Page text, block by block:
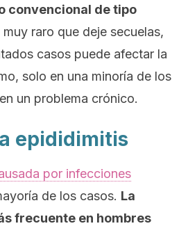
convencional de tipo
muy raro que deje secuelas,
casos puede afectar la
solo en una minoría de los
un problema crónico.
epididimitis
por infecciones
de los casos. La
frecuente en hombres